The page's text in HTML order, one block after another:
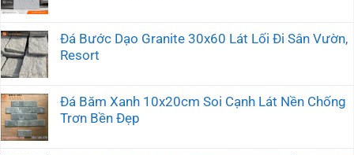
Đá Bước Dạo Granite 30x60 Lát Lối Đi Sân Vườn,
Resort
Đá Băm Xanh 10x20cm Soi Cạnh Lát Nền Chống
Trơn Bền Đẹp